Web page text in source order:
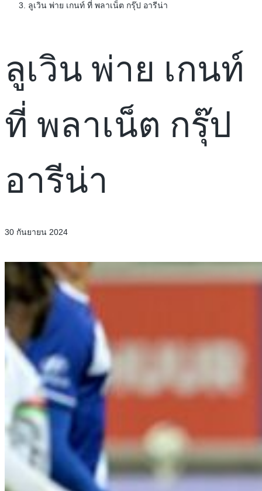
ลูเวิน พ่าย เกนท์ ที่ พลาเน็ต กรุ๊ป อารีน่า
ลูเวิน พ่าย เกนท์
ที่ พลาเน็ต กรุ๊ป
อารีน่า
30 กันยายน 2024